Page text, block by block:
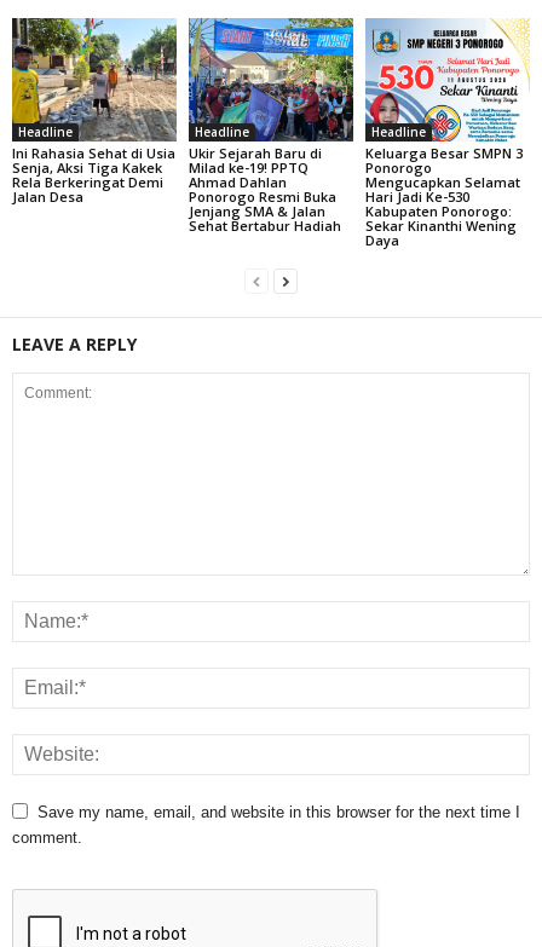
Headline
Ini Rahasia Sehat di Usia
Senja, Aksi Tiga Kakek
Rela Berkeringat Demi
Jalan Desa
Headline
Ukir Sejarah Baru di
Milad ke-19! PPTQ
Ahmad Dahlan
Ponorogo Resmi Buka
Jenjang SMA & Jalan
Sehat Bertabur Hadiah
Headline
Keluarga Besar SMPN 3
Ponorogo
Mengucapkan Selamat
Hari Jadi Ke-530
Kabupaten Ponorogo:
Sekar Kinanthi Wening
Daya
LEAVE A REPLY
Save my name, email, and website in this browser for the next time I
comment.